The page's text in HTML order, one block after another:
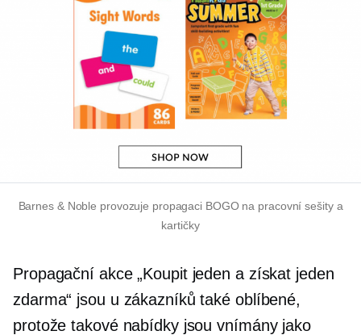
Barnes & Noble provozuje propagaci BOGO na pracovní sešity a
kartičky
Propagační akce „Koupit jeden a získat jeden
zdarma“ jsou u zákazníků také oblíbené,
protože takové nabídky jsou vnímány jako